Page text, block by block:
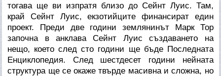
тогава ще ви изпратя близо до Сейнт Луис. Там,
край Сейнт Луис, екзотийците финансират един
проект. Преди две години землянинът Марк Тор
започна в анклава Сейнт Луис създаването на
нещо, което след сто години ще бъде Последната
Енциклопедия. След шестдесет години нейната
структура ще се окаже твърде масивна и сложна, но